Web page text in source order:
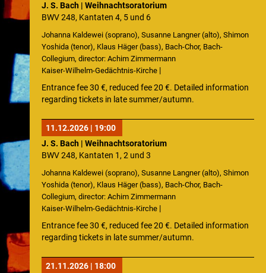
J. S. Bach | Weihnachtsoratorium
BWV 248, Kantaten 4, 5 und 6
Johanna Kaldewei (soprano), Susanne Langner (alto), Shimon
Yoshida (tenor), Klaus Häger (bass), Bach-Chor, Bach-
Collegium, director: Achim Zimmermann
Kaiser-Wilhelm-Gedächtnis-Kirche |
Entrance fee 30 €, reduced fee 20 €. Detailed information
regarding tickets in late summer/autumn.
11.12.2026 | 19:00
J. S. Bach | Weihnachtsoratorium
BWV 248, Kantaten 1, 2 und 3
Johanna Kaldewei (soprano), Susanne Langner (alto), Shimon
Yoshida (tenor), Klaus Häger (bass), Bach-Chor, Bach-
Collegium, director: Achim Zimmermann
Kaiser-Wilhelm-Gedächtnis-Kirche |
Entrance fee 30 €, reduced fee 20 €. Detailed information
regarding tickets in late summer/autumn.
21.11.2026 | 18:00